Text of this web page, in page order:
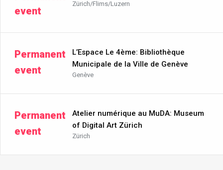
event
Zürich/Flims/Luzern
Permanent
event
L’Espace Le 4ème: Bibliothèque
Municipale de la Ville de Genève
Genève
Permanent
event
Atelier numérique au MuDA: Museum
of Digital Art Zürich
Zürich